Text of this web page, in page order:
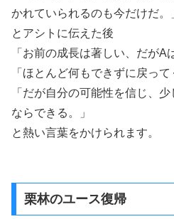
かれていられるのも今だけだ。
とアシトに伝えた後
「お前の成長は著しい、だがA
「ほとんど何もできずに戻って
「だが自分の可能性を信じ、
ならできる。」
と熱い言葉をかけられます。
栗林のユース復帰